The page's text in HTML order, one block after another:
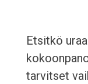
Etsitkö
tarvitset